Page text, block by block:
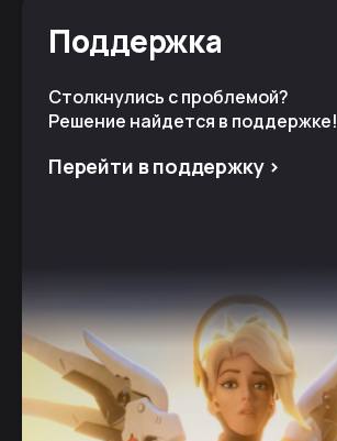
Поддержка
Столкнулись с проблемой?
Решение найдется в поддержке!
Перейти в поддержку >